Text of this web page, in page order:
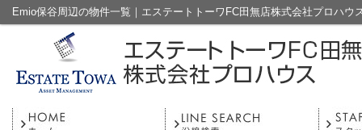
Emio保谷周辺の物件一覧｜エステートトーワFC田無店株式会社プロハウ